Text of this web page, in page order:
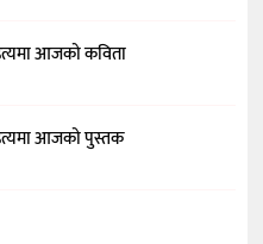
आजको कविता
आजको पुस्तक